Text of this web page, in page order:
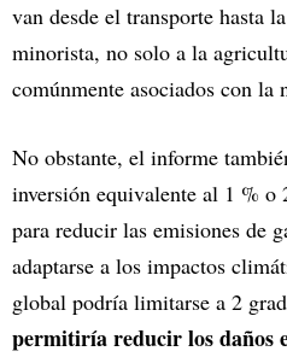
van desde el transporte hasta
minorista, no solo a la
comúnmente asociados con la
No obstante, el informe
inversión equivalente al 1 % o
para reducir las emisiones de
adaptarse a los impactos
global podría limitarse a 2
permitiría reducir los daños